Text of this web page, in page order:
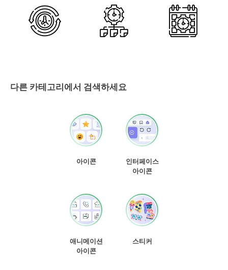
다른 카테고리에서 검색하세요
아이콘
인터페이스
아이콘
애니메이션
아이콘
스티커